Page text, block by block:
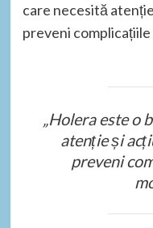
care necesită
preveni
„Holera este o
atenție și
preveni